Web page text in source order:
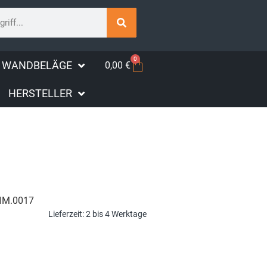
WANDBELÄGE
HERSTELLER
0,00€
0
IM.0017
Lieferzeit:2 bis 4 Werktage